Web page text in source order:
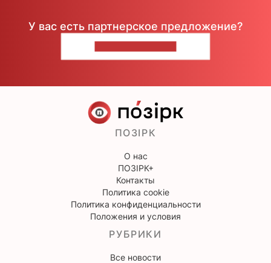
У вас есть партнерское предложение?
ПОЗІРК
О нас
ПОЗІРК+
Контакты
Политика cookie
Политика конфиденциальности
Положения и условия
РУБРИКИ
Все новости